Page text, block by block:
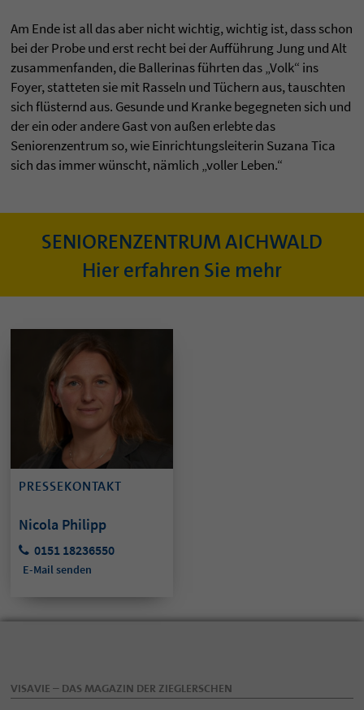
Am Ende ist all das aber nicht wichtig, wichtig ist, dass schon
bei der Probe und erst recht bei der Aufführung Jung und Alt
zusammenfanden, die Ballerinas führten das „Volk“ ins
Foyer, statteten sie mit Rasseln und Tüchern aus, tauschten
sich flüsternd aus. Gesunde und Kranke begegneten sich und
der ein oder andere Gast von außen erlebte das
Seniorenzentrum so, wie Einrichtungsleiterin Suzana Tica
sich das immer wünscht, nämlich „voller Leben.“
SENIORENZENTRUM AICHWALD
Hier erfahren Sie mehr
PRESSEKONTAKT
Nicola Philipp
0151 18236550
E-Mail senden
VISAVIE – DAS MAGAZIN DER ZIEGLERSCHEN